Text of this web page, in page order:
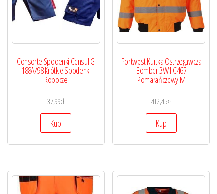
Consorte Spodenki Consul G
188A/98 Krótkie Spodenki
Robocze
37,99zł
Kup
Portwest Kurtka Ostrzegawcza
Bomber 3W1 C467
Pomarańczowy M
412,45zł
Kup